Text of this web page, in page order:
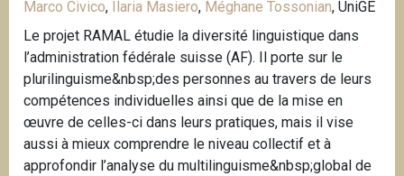
Marco Civico, Ilaria Masiero, Méghane Tossonian, UniGE
Le projet RAMAL étudie la diversité linguistique dans
l’administration fédérale suisse (AF). Il porte sur le
plurilinguisme&nbsp;des personnes au travers de leurs
compétences individuelles ainsi que de la mise en
œuvre de celles-ci dans leurs pratiques, mais il vise
aussi à mieux comprendre le niveau collectif et à
approfondir l’analyse du multilinguisme&nbsp;global de